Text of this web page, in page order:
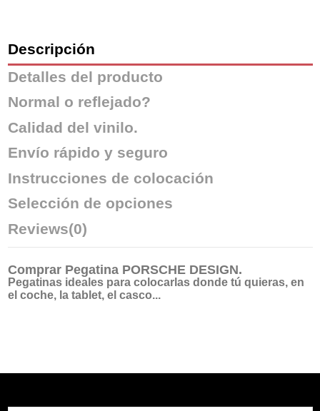
Descripción
Detalles del producto
Normal o reflejado?
Calidad del vinilo.
Envío rápido y seguro
Instrucciones de colocación
Selección de opciones
Reviews(0)
Comprar Pegatina PORSCHE DESIGN.
Pegatinas ideales para colocarlas donde tú quieras, en
el coche, la tablet, el casco...